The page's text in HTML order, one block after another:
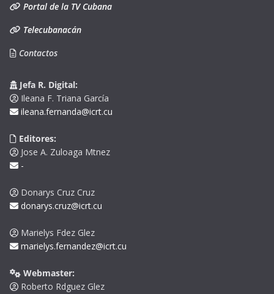
Portal de la TV Cubana
Telecubanacán
Contactos
Jefa R. Digital:
Ileana F. Triana García
ileana.fernanda@icrt.cu
Editores:
Jose A. Zuloaga Mtnez
-
Donarys Cruz Cruz
donarys.cruz@icrt.cu
Marielys Fdez Glez
marielys.fernandez@icrt.cu
Webmaster:
Roberto Rdguez Glez